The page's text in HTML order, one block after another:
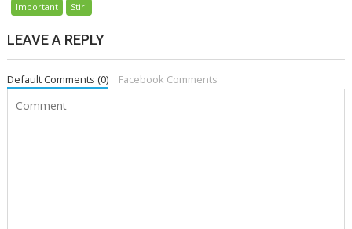
Important Stiri
LEAVE A REPLY
Default Comments (0) Facebook Comments